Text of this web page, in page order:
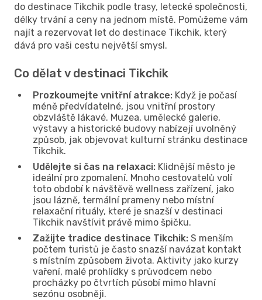
do destinace Tikchik podle trasy, letecké společnosti,
délky trvání a ceny na jednom místě. Pomůžeme vám
najít a rezervovat let do destinace Tikchik, který
dává pro vaši cestu největší smysl.
Co dělat v destinaci Tikchik
Prozkoumejte vnitřní atrakce: Když je počasí
méně předvídatelné, jsou vnitřní prostory
obzvláště lákavé. Muzea, umělecké galerie,
výstavy a historické budovy nabízejí uvolněný
způsob, jak objevovat kulturní stránku destinace
Tikchik.
Udělejte si čas na relaxaci: Klidnější město je
ideální pro zpomalení. Mnoho cestovatelů volí
toto období k návštěvě wellness zařízení, jako
jsou lázně, termální prameny nebo místní
relaxační rituály, které je snazší v destinaci
Tikchik navštívit právě mimo špičku.
Zažijte tradice destinace Tikchik: S menším
počtem turistů je často snazší navázat kontakt
s místním způsobem života. Aktivity jako kurzy
vaření, malé prohlídky s průvodcem nebo
procházky po čtvrtích působí mimo hlavní
sezónu osobněji.